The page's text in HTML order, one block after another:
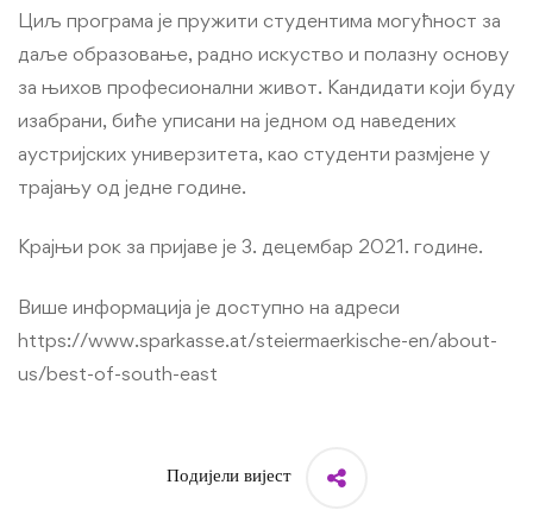
Циљ програма је пружити студентима могућност за
даље образовање, радно искуство и полазну основу
за њихов професионални живот. Кандидати који буду
изабрани, биће уписани на једном од наведених
аустријских универзитета, као студенти размјене у
трајању од једне године.
Крајњи рок за пријаве је 3. децембар 2021. године.
Више информација је доступно на адреси
https://www.sparkasse.at/steiermaerkische-en/about-
us/best-of-south-east
Подијели вијест